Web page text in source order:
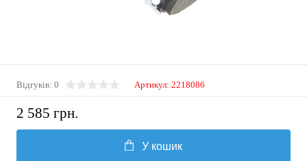
Відгуків: 0 Артикул: 2218086
2 585 грн.
У кошик